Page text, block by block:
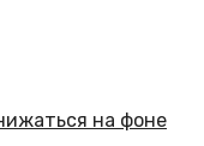
на фоне